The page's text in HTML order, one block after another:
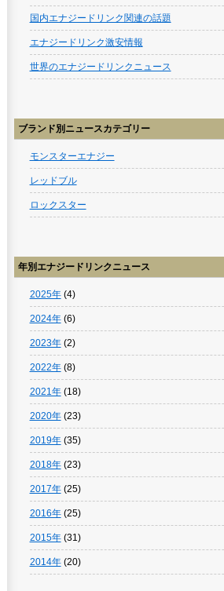
国内エナジードリンク関連の話題
エナジードリンク激安情報
世界のエナジードリンクニュース
ブランド別ニュースカテゴリー
モンスターエナジー
レッドブル
ロックスター
年別エナジードリンクニュース
2025年(4)
2024年(6)
2023年(2)
2022年(8)
2021年(18)
2020年(23)
2019年(35)
2018年(23)
2017年(25)
2016年(25)
2015年(31)
2014年(20)